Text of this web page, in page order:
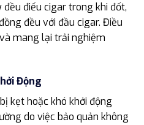
điếu cigar trong khi đốt,
đều với đầu cigar. Điều
mang lại trải nghiệm
Động
kẹt hoặc khó khởi động
do việc bảo quản không